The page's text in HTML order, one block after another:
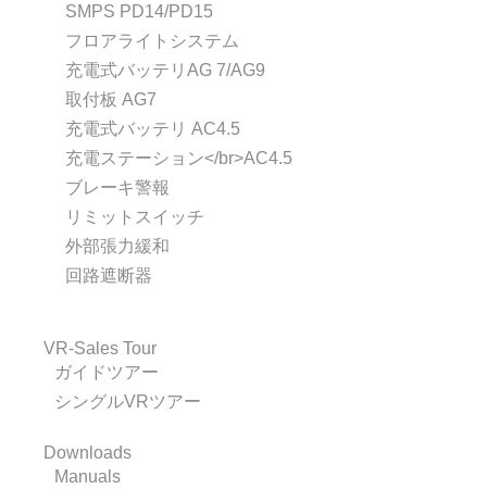
SMPS PD14/PD15
フロアライトシステム
充電式バッテリAG 7/AG9
取付板 AG7
充電式バッテリ AC4.5
充電ステーション</br>AC4.5
ブレーキ警報
リミットスイッチ
外部張力緩和
回路遮断器
VR-Sales Tour
ガイドツアー
シングルVRツアー
Downloads
Manuals